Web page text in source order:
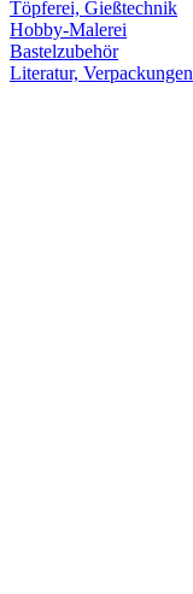
Töpferei, Gießtechnik
Hobby-Malerei
Bastelzubehör
Literatur, Verpackungen